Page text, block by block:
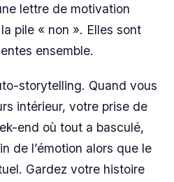
lettre de motivation
pile « non ». Elles sont
ensemble.
storytelling. Quand vous
intérieur, votre prise de
end où tout a basculé,
de l’émotion alors que le
Gardez votre histoire